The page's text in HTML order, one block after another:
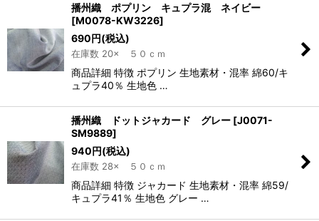
播州織 ポプリン キュプラ混 ネイビー
[M0078-KW3226]
690円(税込)
在庫数 20× ５０ｃｍ
商品詳細 特徴 ポプリン 生地素材・混率 綿60/キ
ュプラ40％ 生地色 …
播州織 ドットジャカード グレー [J0071-
SM9889]
940円(税込)
在庫数 28× ５０ｃｍ
商品詳細 特徴 ジャカード 生地素材・混率 綿59/
キュプラ41％ 生地色 グレー …